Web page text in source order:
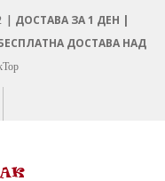
| ДОСТАВА ЗА 1 ДЕН |
ДОСТАВА НАД